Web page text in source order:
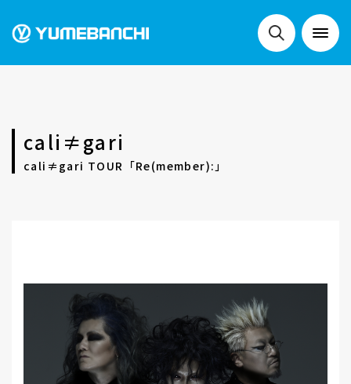
LIVE
FESTIVALS
cali≠gari
cali≠gari TOUR「Re(member):」